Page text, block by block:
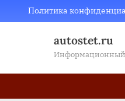
to
Политика
autostet.ru
Информационный